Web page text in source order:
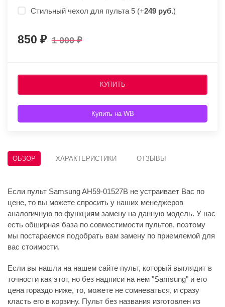
Стильный чехол для пульта 5 (+249 руб.)
850 1 000
КУПИТЬ
Купить на WB
ОБЗОР ХАРАКТЕРИСТИКИ ОТЗЫВЫ
Если пульт Samsung AH59-01527B не устраивает Вас по
цене, то вы можете спросить у наших менеджеров
аналогичную по функциям замену на данную модель. У нас
есть обширная база по совместимости пультов, поэтому
мы постараемся подобрать вам замену по приемлемой для
вас стоимости.
Если вы нашли на нашем сайте пульт, который выглядит в
точности как этот, но без надписи на нем "Samsung" и его
цена гораздо ниже, то, можете не сомневаться, и сразу
класть его в корзину. Пульт без названия изготовлен из